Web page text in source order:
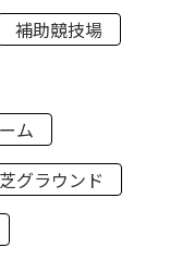
補助競技場
ム
グラウンド